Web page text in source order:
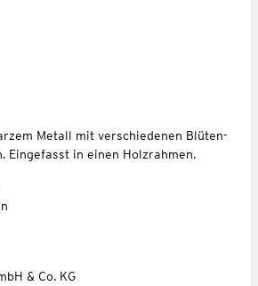
Metall mit verschiedenen Blüten-
Eingefasst in einen Holzrahmen.
& Co. KG